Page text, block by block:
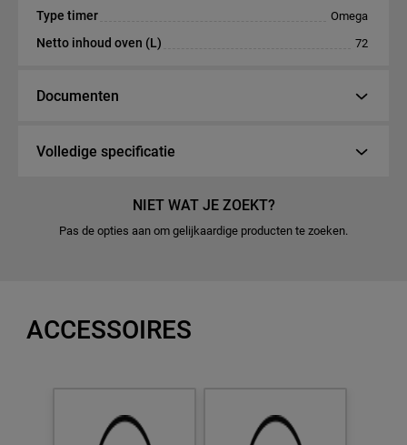
Type timer Omega
Netto inhoud oven (L) 72
Documenten
Volledige specificatie
NIET WAT JE ZOEKT?
Pas de opties aan om gelijkaardige producten te zoeken.
ACCESSOIRES